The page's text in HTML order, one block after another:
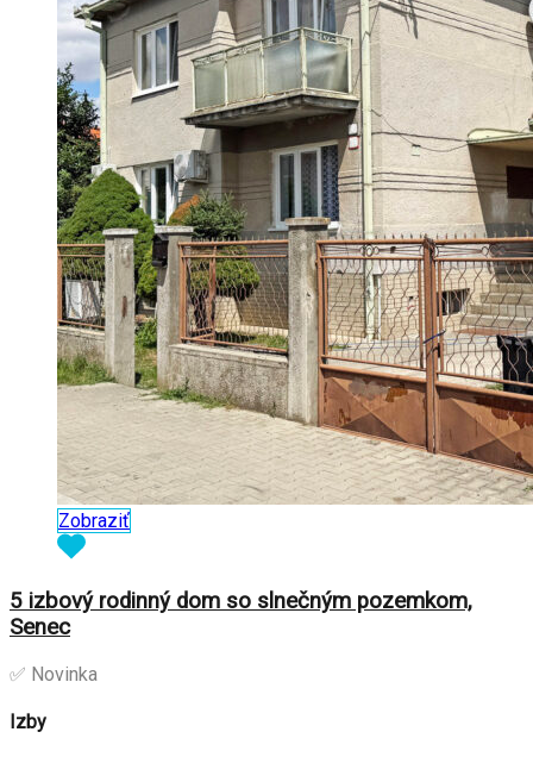
Zobraziť
5 izbový rodinný dom so slnečným pozemkom,
Senec
✅ Novinka
Izby